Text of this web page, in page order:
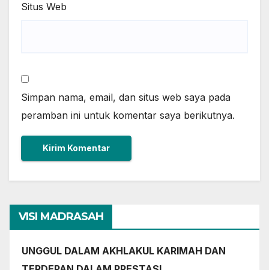
Situs Web
Simpan nama, email, dan situs web saya pada
peramban ini untuk komentar saya berikutnya.
VISI MADRASAH
UNGGUL DALAM AKHLAKUL KARIMAH DAN